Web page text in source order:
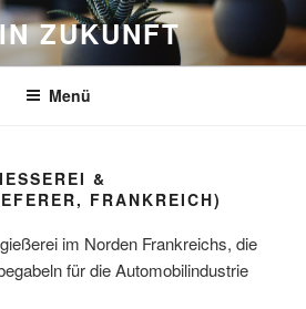
ZUKUNFT
Menü
& A
FRANKREICH)
im Norden Frankreichs, die
für die Automobilindustrie